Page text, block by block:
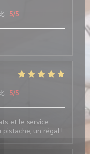
: 5/5
: 5/5
et le service.
un régal !